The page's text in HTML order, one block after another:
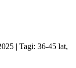
| Tagi: 36-45 lat,